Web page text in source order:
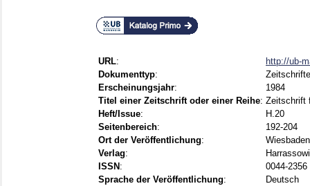
URL:
http://ub-
Dokumenttyp:
Erscheinungsjahr:
1984
Titel einer Zeitschrift oder einer Reihe: Zeitschrift
Heft/Issue:
H.20
Seitenbereich:
192-204
Ort der Veröffentlichung:
Wiesbaden
Verlag:
ISSN :
0044-2356
Sprache der Veröffentlichung:
Deutsch